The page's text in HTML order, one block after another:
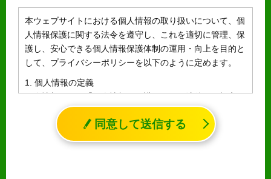
本ウェブサイトにおける個人情報の取り扱いについて、個
人情報保護に関する法令を遵守し、これを適切に管理、保
護し、安心できる個人情報保護体制の運用・向上を目的と
して、プライバシーポリシーを以下のように定めます。
1. 個人情報の定義
個人情報とは、「個人情報の保護に関する法律」に規定さ
れる生存する個人に関する情報であって、氏名、生年月日
その他の記述等により特定の個人を識別することができる
情報（個人識別情報）を指します。
同意して送信する